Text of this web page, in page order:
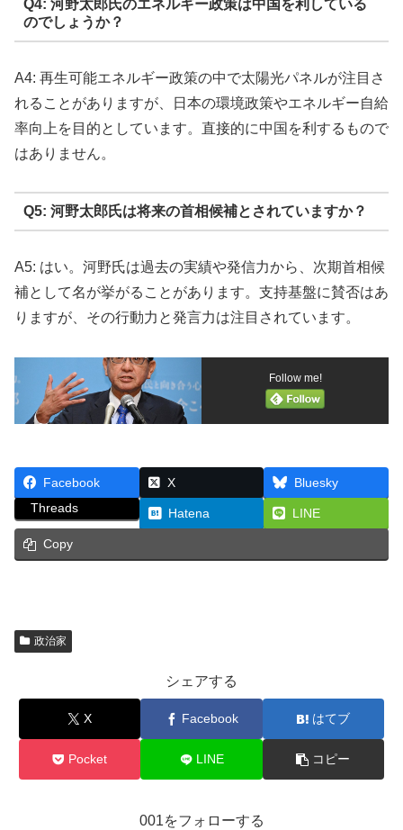
Q4: 河野太郎氏のエネルギー政策は中国を利している
のでしょうか？
A4: 再生可能エネルギー政策の中で太陽光パネルが注目さ
れることがありますが、日本の環境政策やエネルギー自給
率向上を目的としています。直接的に中国を利するもので
はありません。
Q5: 河野太郎氏は将来の首相候補とされていますか？
A5: はい。河野氏は過去の実績や発信力から、次期首相候
補として名が挙がることがあります。支持基盤に賛否はあ
りますが、その行動力と発言力は注目されています。
Follow me!
Facebook X
Bluesky
Threads
Hatena LINE
Copy
政治家
シェアする
X Facebook はてブ
Pocket LINE コピー
001をフォローする